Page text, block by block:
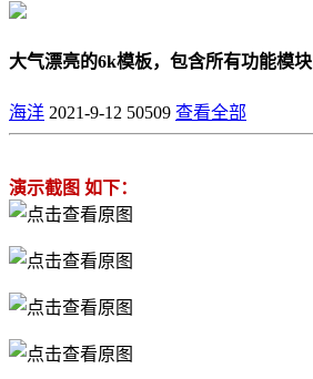
大气漂亮的6k模板，包含所有功能模块
海洋 2021-9-12 50509 查看全部
演示截图 如下：